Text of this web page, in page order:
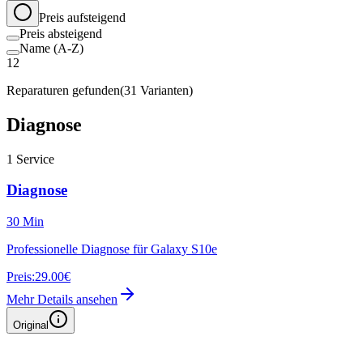
Preis aufsteigend
Preis absteigend
Name (A-Z)
12
Reparaturen gefunden(31 Varianten)
Diagnose
1 Service
Diagnose
30 Min
Professionelle Diagnose für Galaxy S10e
Preis:29.00€
Mehr Details ansehen
Original